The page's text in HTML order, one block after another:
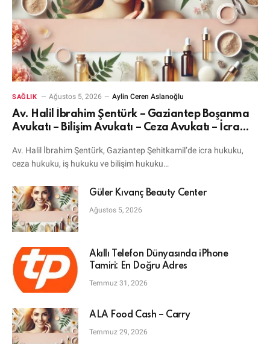
SAĞLIK Ağustos 5, 2026 Aylin Ceren Aslanoğlu
Av. Halil İbrahim Şentürk – Gaziantep Boşanma
Avukatı – Bilişim Avukatı – Ceza Avukatı – İcra
Av. Halil İbrahim Şentürk, Gaziantep Şehitkamil’de icra hukuku,
ceza hukuku, iş hukuku ve bilişim hukuku…
Güler Kıvanç Beauty Center
Ağustos 5, 2026
Akıllı Telefon Dünyasında iPhone
Tamiri: En Doğru Adres
Temmuz 31, 2026
ALA Food Cash – Carry
Temmuz 29, 2026